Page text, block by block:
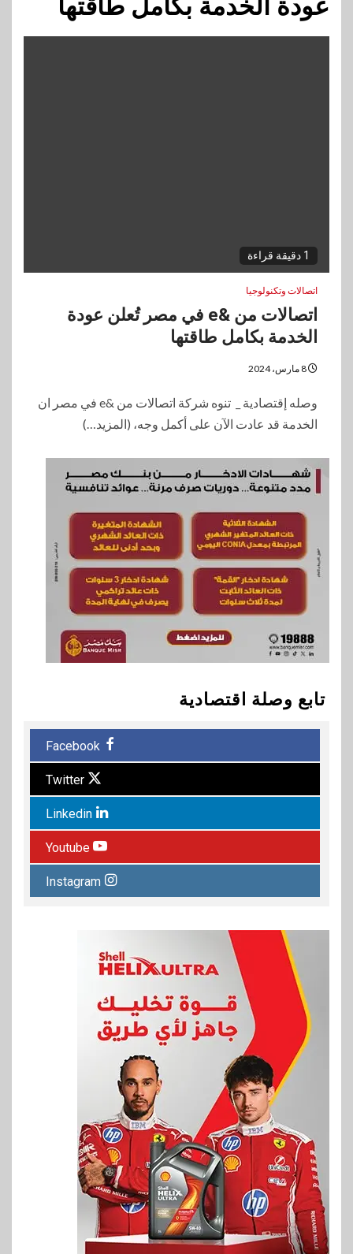
عودة الخدمة بكامل طاقتها
1 دقيقة قراءة
اتصالات وتكنولوجيا
اتصالات من &e في مصر تُعلن عودة
الخدمة بكامل طاقتها
وصله إقتصادية _ تنوه شركة اتصالات من &e في مصر ان
الخدمة قد عادت الآن على أكمل وجه، (المزيد…)
تابع وصلة اقتصادية
Facebook
Twitter
Linkedin
Youtube
Instagram